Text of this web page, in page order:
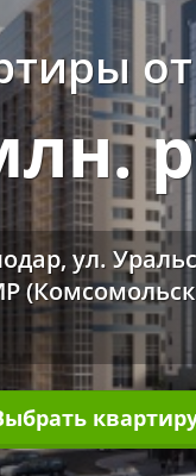
от
ул.